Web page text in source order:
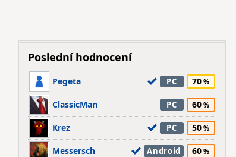
Poslední hodnocení
Pegeta PC 70
ClassicMan PC 60
Krez PC 50
Messersch Android 60